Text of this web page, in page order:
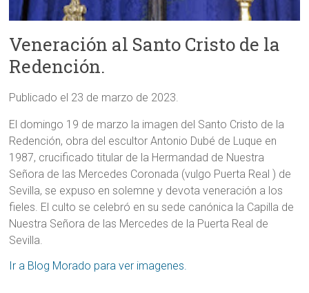
Veneración al Santo Cristo de la
Redención.
Publicado el 23 de marzo de 2023.
El domingo 19 de marzo la imagen del Santo Cristo de la
Redención, obra del escultor Antonio Dubé de Luque en
1987, crucificado titular de la Hermandad de Nuestra
Señora de las Mercedes Coronada (vulgo Puerta Real ) de
Sevilla, se expuso en solemne y devota veneración a los
fieles. El culto se celebró en su sede canónica la Capilla de
Nuestra Señora de las Mercedes de la Puerta Real de
Sevilla.
Ir a Blog Morado para ver imagenes.